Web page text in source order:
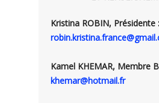
Kristina ROBIN, Présidente :
Kamel KHEMAR, Membre
khemar@hotmail.fr